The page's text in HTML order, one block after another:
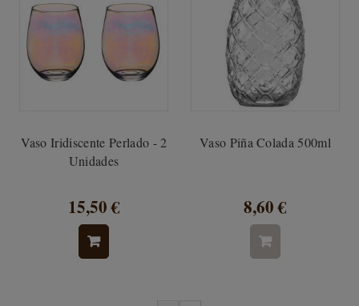
Vaso Iridiscente Perlado - 2
Unidades
15,50 €
Vaso Piña Colada 500ml
8,60 €